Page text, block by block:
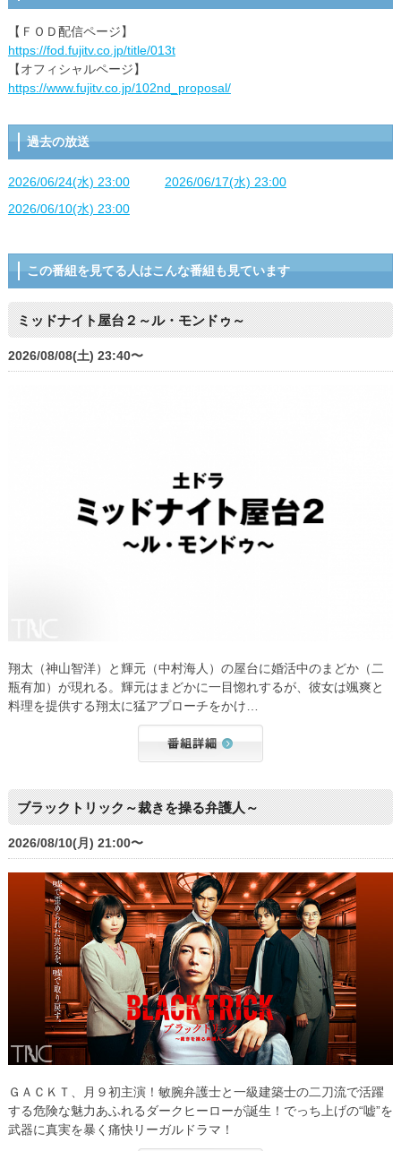
【ＦＯＤ配信ページ】
https://fod.fujitv.co.jp/title/013t
【オフィシャルページ】
https://www.fujitv.co.jp/102nd_proposal/
過去の放送
2026/06/24(水) 23:00
2026/06/17(水) 23:00
2026/06/10(水) 23:00
この番組を見てる人はこんな番組も見ています
ミッドナイト屋台２～ル・モンドゥ～
2026/08/08(土) 23:40〜
翔太（神山智洋）と輝元（中村海人）の屋台に婚活中のまどか（二
瓶有加）が現れる。輝元はまどかに一目惚れするが、彼女は颯爽と
料理を提供する翔太に猛アプローチをかけ…
ブラックトリック～裁きを操る弁護人～
2026/08/10(月) 21:00〜
ＧＡＣＫＴ、月９初主演！敏腕弁護士と一級建築士の二刀流で活躍
する危険な魅力あふれるダークヒーローが誕生！でっち上げの“嘘”を
武器に真実を暴く痛快リーガルドラマ！